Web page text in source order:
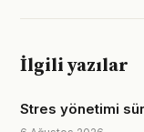
İlgili yazılar
Stres yönetimi